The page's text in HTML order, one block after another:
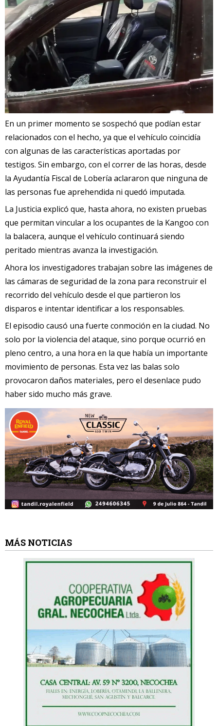
En un primer momento se sospechó que podían estar
relacionados con el hecho, ya que el vehículo coincidía
con algunas de las características aportadas por
testigos. Sin embargo, con el correr de las horas, desde
la Ayudantía Fiscal de Lobería aclararon que ninguna de
las personas fue aprehendida ni quedó imputada.
La Justicia explicó que, hasta ahora, no existen pruebas
que permitan vincular a los ocupantes de la Kangoo con
la balacera, aunque el vehículo continuará siendo
peritado mientras avanza la investigación.
Ahora los investigadores trabajan sobre las imágenes de
las cámaras de seguridad de la zona para reconstruir el
recorrido del vehículo desde el que partieron los
disparos e intentar identificar a los responsables.
El episodio causó una fuerte conmoción en la ciudad. No
solo por la violencia del ataque, sino porque ocurrió en
pleno centro, a una hora en la que había un importante
movimiento de personas. Esta vez las balas solo
provocaron daños materiales, pero el desenlace pudo
haber sido mucho más grave.
MÁS NOTICIAS